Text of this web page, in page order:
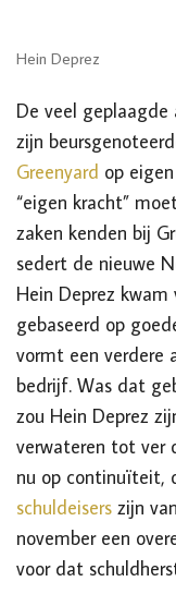
Hein Deprez
De veel
zijn
Greenyard op
“eigen kracht”
zaken kenden bij
sedert de nieuwe
Hein Deprez kwam
gebaseerd op
vormt een verdere
bedrijf. Was dat
zou Hein Deprez
verwateren tot ver
nu op continuïteit,
schuldeisers zijn
november een
voor dat